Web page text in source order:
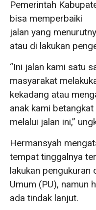
Pemerintah
bisa memperbaiki
jalan yang
atau di lakukan
“Ini jalan kami satu
masyarakat
kekadang atau
anak kami
melalui jalan ini,”
Hermansyah
tempat tinggalnya
lakukan pengukuran
Umum (PU), namun
ada tindak lanjut.